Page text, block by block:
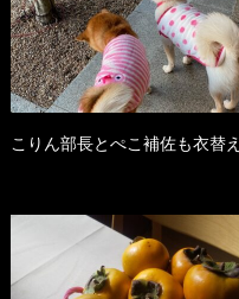
こりん部長とぺこ補佐も衣替え